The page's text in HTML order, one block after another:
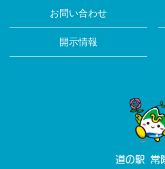
お問い合わせ
開示情報